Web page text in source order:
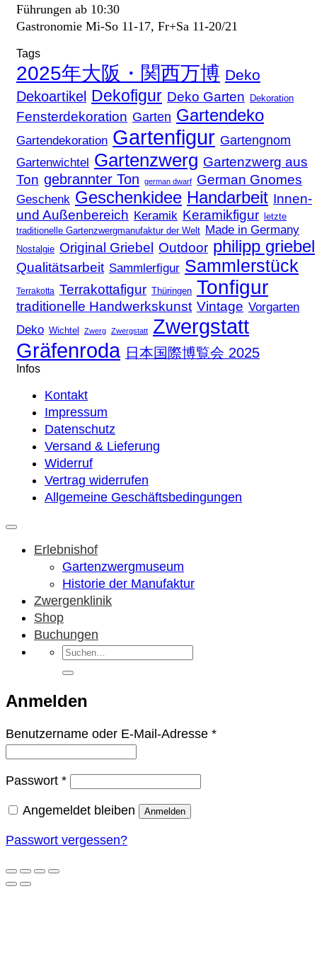
Führungen ab 10:30
Gastronomie Mi-So 11-17, Fr+Sa 11-20/21
Tags
2025年大阪・関西万博 Deko
Dekoartikel Dekofigur Deko Garten Dekoration
Fensterdekoration Garten Gartendeko
Gartendekoration Gartenfigur Gartengnom
Gartenwichtel Gartenzwerg Gartenzwerg aus
Ton gebrannter Ton german dwarf German Gnomes
Geschenk Geschenkidee Handarbeit Innen-
und Außenbereich Keramik Keramikfigur
letzte
traditionelle Gartenzwergmanufaktur der Welt Made in Germany
Nostalgie Original Griebel Outdoor philipp griebel
Qualitätsarbeit Sammlerfigur Sammlerstück
Terrakotta Terrakottafigur Thüringen Tonfigur
traditionelle Handwerkskunst Vintage Vorgarten
Deko Wichtel Zwerg Zwergstatt
Zwergstatt
Gräfenroda 日本国際博覧会 2025
Infos
Kontakt
Impressum
Datenschutz
Versand & Lieferung
Widerruf
Vertrag widerrufen
Allgemeine Geschäftsbedingungen
Erlebnishof
Gartenzwergmuseum
Historie der Manufaktur
Zwergenklinik
Shop
Buchungen
Suchen
nach:
Anmelden
Benutzername oder E-Mail-Adresse *Erforderlich
Passwort *Erforderlich
Angemeldet bleiben Anmelden
Passwort vergessen?